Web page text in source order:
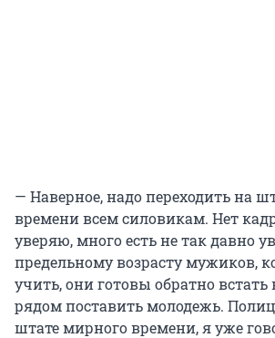
— Наверное, надо переходить на
времени всем силовикам. Нет
уверяю, много есть не так давно
предельному возрасту мужиков,
учить, они готовы обратно
рядом поставить молодежь.
штате мирного времени, я уже